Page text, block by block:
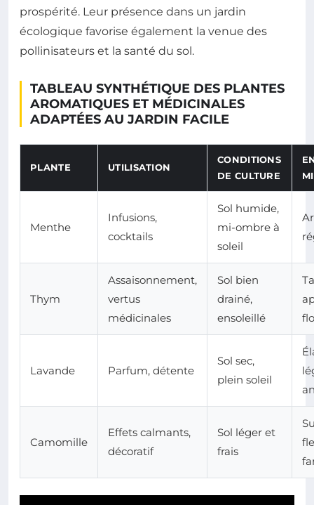
prospérité. Leur présence dans un jardin
écologique favorise également la venue des
pollinisateurs et la santé du sol.
TABLEAU SYNTHÉTIQUE DES PLANTES
AROMATIQUES ET MÉDICINALES
ADAPTÉES AU JARDIN FACILE
PLANTE UTILISATION
CONDITIONS
DE CULTURE
Menthe
Infusions,
cocktails
Sol humide,
mi-ombre à
soleil
Thym
Assaisonnement,
vertus
médicinales
Sol bien
drainé,
ensoleillé
Lavande Parfum, détente
Sol sec,
plein soleil
Camomille
Effets calmants,
décoratif
Sol léger et
frais